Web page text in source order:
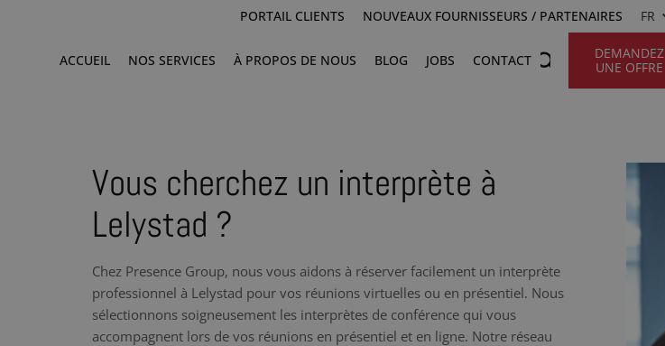
PORTAIL CLIENTS NOUVEAUX FOURNISSEURS / PARTENAIRES FR
ACCUEIL NOS SERVICES À PROPOS DE NOUS BLOG JOBS CONTACT
DEMANDEZ
UNE OFFRE
Vous cherchez un interprète à
Lelystad ?
Chez Presence Group, nous vous aidons à réserver facilement un interprète
professionnel à Lelystad pour vos réunions virtuelles ou en présentiel. Nous
sélectionnons soigneusement les interprètes de conférence qui vous
accompagnent lors de vos réunions en présentiel et en ligne. Notre réseau